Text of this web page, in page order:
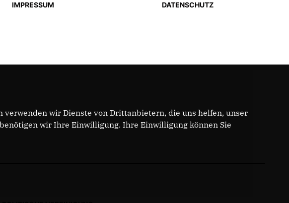
IMPRESSUM DATENSCHUTZ
verwenden wir Dienste von Drittanbietern, die uns helfen, unser
wir Ihre Einwilligung. Ihre Einwilligung können Sie